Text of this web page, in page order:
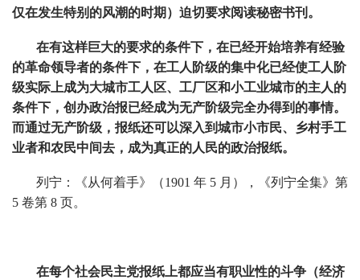
仅在发生特别的风潮的时期）迫切要求阅读秘密书刊。
在有这样巨大的要求的条件下，在已经开始培养有经验
的革命领导者的条件下，在工人阶级的集中化已经使工人阶
级实际上成为大城市工人区、工厂区和小工业城市的主人的
条件下，创办政治报已经成为无产阶级完全办得到的事情。
而通过无产阶级，报纸还可以深入到城市小市民、乡村手工
业者和农民中间去，成为真正的人民的政治报纸。
列宁：《从何着手》（1901 年 5 月），《列宁全集》第
5 卷第 8 页。
在每个社会民主党报纸上都应当有职业性的斗争（经济